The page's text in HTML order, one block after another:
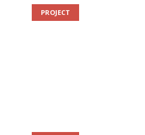
PROJECT